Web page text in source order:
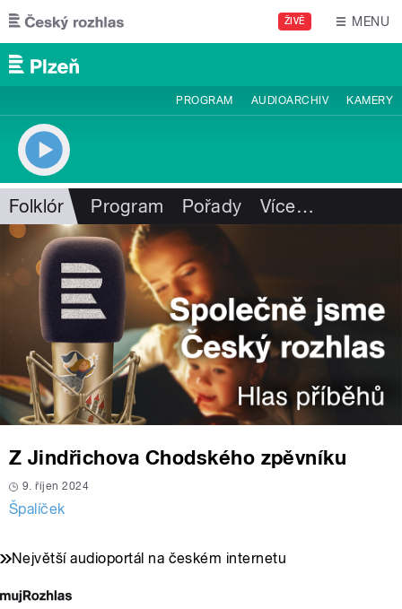
Přejít k hlavnímu obsahu
ŽIVĚ MENU
PROGRAM AUDIOARCHIV KAMERY
Folklór Program Pořady Více…
Z Jindřichova Chodského zpěvníku
9. říjen 2024
Špalíček
Největší audioportál na českém internetu